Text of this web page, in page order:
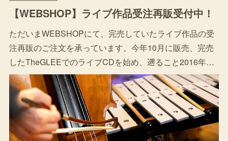
【WEBSHOP】ライブ作品受注再販受付中！
ただいまWEBSHOPにて、完売していたライブ作品の受
注再販のご注文を承っています。今年10月に販売、完売
したTheGLEEでのライブCDを始め、遡ること2016年…